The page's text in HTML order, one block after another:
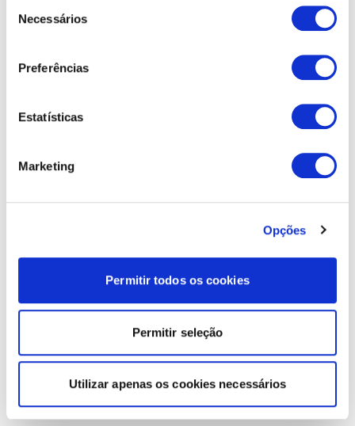
Necessários
Preferências
Estatísticas
Marketing
Opções
Permitir todos os cookies
Permitir seleção
Utilizar apenas os cookies necessários